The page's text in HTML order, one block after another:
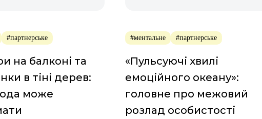
#партнерське
на балконі та
в тіні дерев:
може
#ментальне #партнерське
«Пульсуючі хвилі
емоційного океану»:
головне про межовий
розлад особистості